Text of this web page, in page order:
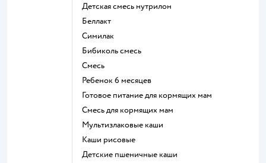
детская смесь нутрилон
беллакт
симилак
бибиколь смесь
смесь
ребенок 6 месяцев
готовое питание для кормящих мам
смесь для кормящих мам
Мультизлаковые каши
Каши рисовые
Детские пшеничные каши